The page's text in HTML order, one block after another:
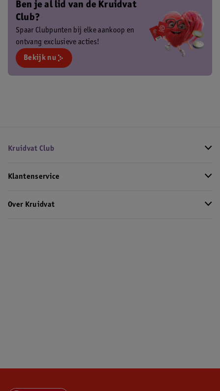
Ben je al lid van de Kruidvat
Club?
Spaar Clubpunten bij elke aankoop en
ontvang exclusieve acties!
Bekijk nu
Kruidvat Club
Klantenservice
Over Kruidvat